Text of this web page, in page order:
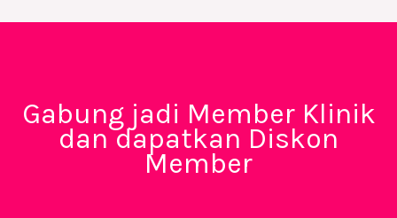
Gabung jadi Member Klinik
dan dapatkan Diskon
Member